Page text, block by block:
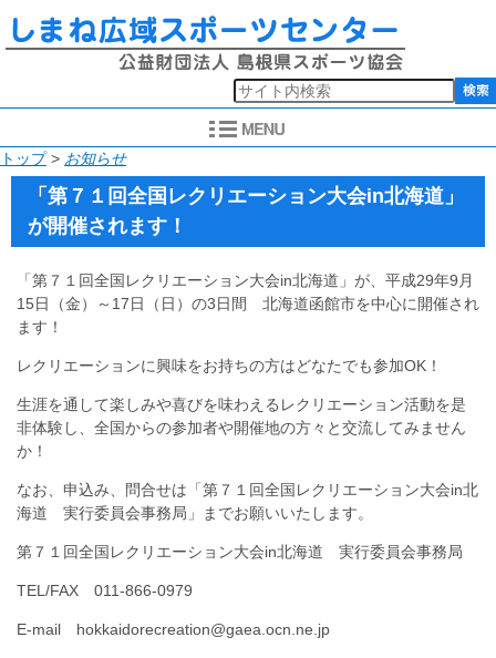
現
在
置：
トップ> お知らせ
「第７１回全国レクリエーション大会in北海道」
が開催されます！
「第７１回全国レクリエーション大会in北海道」が、平成29年9月
15日（金）～17日（日）の3日間 北海道函館市を中心に開催され
ます！
レクリエーションに興味をお持ちの方はどなたでも参加OK！
生涯を通して楽しみや喜びを味わえるレクリエーション活動を是
非体験し、全国からの参加者や開催地の方々と交流してみません
か！
なお、申込み、問合せは「第７１回全国レクリエーション大会in北
海道 実行委員会事務局」までお願いいたします。
第７１回全国レクリエーション大会in北海道 実行委員会事務局
TEL/FAX 011-866-0979
E-mail hokkaidorecreation@gaea.ocn.ne.jp